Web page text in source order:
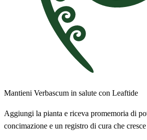
Mantieni Verbascum in salute con Leaftide
Aggiungi la pianta e riceva promemoria di
concimazione e un registro di cura che